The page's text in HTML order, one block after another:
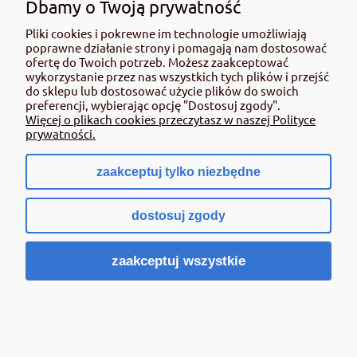
Saletra wapniowa CALCINIT granulowana
Dbamy o Twoją prywatność
Pliki cookies i pokrewne im technologie umożliwiają
poprawne działanie strony i pomagają nam dostosować
ofertę do Twoich potrzeb. Możesz zaakceptować
wykorzystanie przez nas wszystkich tych plików i przejść
do sklepu lub dostosować użycie plików do swoich
preferencji, wybierając opcję "Dostosuj zgody".
Więcej o plikach cookies przeczytasz w naszej Polityce
prywatności.
zaakceptuj tylko niezbędne
dostosuj zgody
zaakceptuj wszystkie